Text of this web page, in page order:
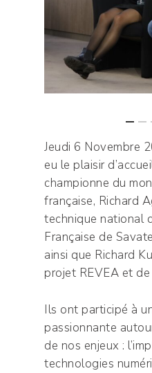
Jeudi 6 Novembre
eu le plaisir
championne du
française, Richard
technique national
Française de
ainsi que Richard
projet REVEA et de
Ils ont participé à
passionnante
de nos enjeux :
technologies